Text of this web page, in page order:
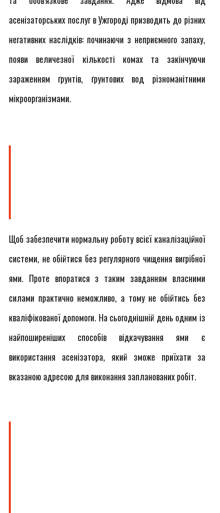
асенізаторських послуг в Ужгороді призводить до різних
негативних наслідків: починаючи з неприємного запаху,
появи величезної кількості комах та закінчуючи
зараженням ґрунтів, ґрунтових вод різноманітними
мікроорганізмами.
Щоб забезпечити нормальну роботу всієї каналізаційної
системи, не обійтися без регулярного чищення вигрібної
ями. Проте впоратися з таким завданням власними
силами практично неможливо, а тому не обійтись без
кваліфікованої допомоги. На сьогоднішній день одним із
найпоширеніших способів відкачування ями є
використання асенізатора, який зможе приїхати за
вказаною адресою для виконання запланованих робіт.